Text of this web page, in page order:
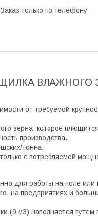
Заказ только по телефону
ВЛАЖНОГО
от требуемой
зерна, которое
производства.
тонна.
с потребляемой
для работы на поле или
на предприятиях и
(9 м3) наполняется путем